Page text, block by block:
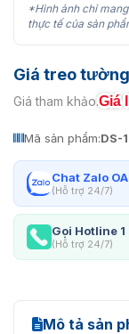
*Hình ảnh chỉ
thực tế của sản
Giá treo
Giá tham khảo:Giá
Mã sản phẩm:DS-
Chat Zalo OA
(Hỗ trợ 24/7)
Gọi Hotline 1
(Hỗ trợ 24/7)
Mô tả sản